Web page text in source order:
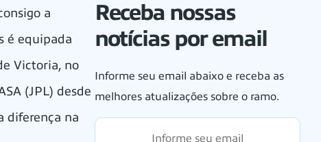
a
é equipada
Victoria, no
(JPL) desde
diferença na
Receba nossas
notícias por email
Informe seu email abaixo e receba as
melhores atualizações sobre o ramo.